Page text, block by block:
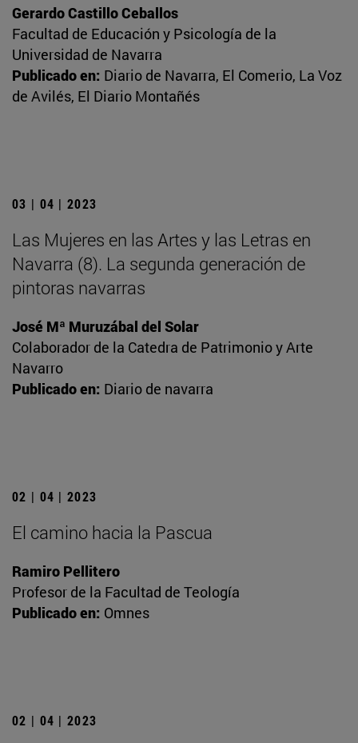
Gerardo Castillo Ceballos
Facultad de Educación y Psicología de la
Universidad de Navarra
Publicado en: Diario de Navarra, El Comerio, La Voz
de Avilés, El Diario Montañés
03 | 04 | 2023
Las Mujeres en las Artes y las Letras en
Navarra (8). La segunda generación de
pintoras navarras
José Mª Muruzábal del Solar
Colaborador de la Catedra de Patrimonio y Arte
Navarro
Publicado en: Diario de navarra
02 | 04 | 2023
El camino hacia la Pascua
Ramiro Pellitero
Profesor de la Facultad de Teología
Publicado en: Omnes
02 | 04 | 2023